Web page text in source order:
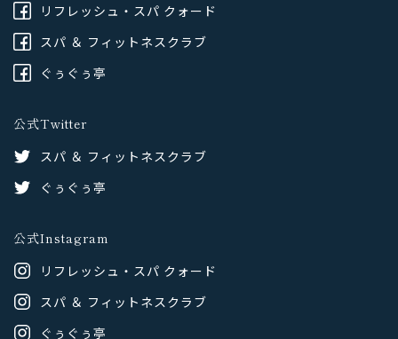
リフレッシュ・スパ クォード
スパ ＆ フィットネスクラブ
ぐぅぐぅ亭
公式Twitter
スパ ＆ フィットネスクラブ
ぐぅぐぅ亭
公式Instagram
リフレッシュ・スパ クォード
スパ ＆ フィットネスクラブ
ぐぅぐぅ亭